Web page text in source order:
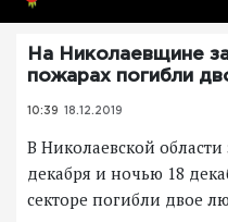
На Николаевщине
пожарах погибли
10:39 18.12.2019
В Николаевской
декабря и ночью 18
секторе погибли двое